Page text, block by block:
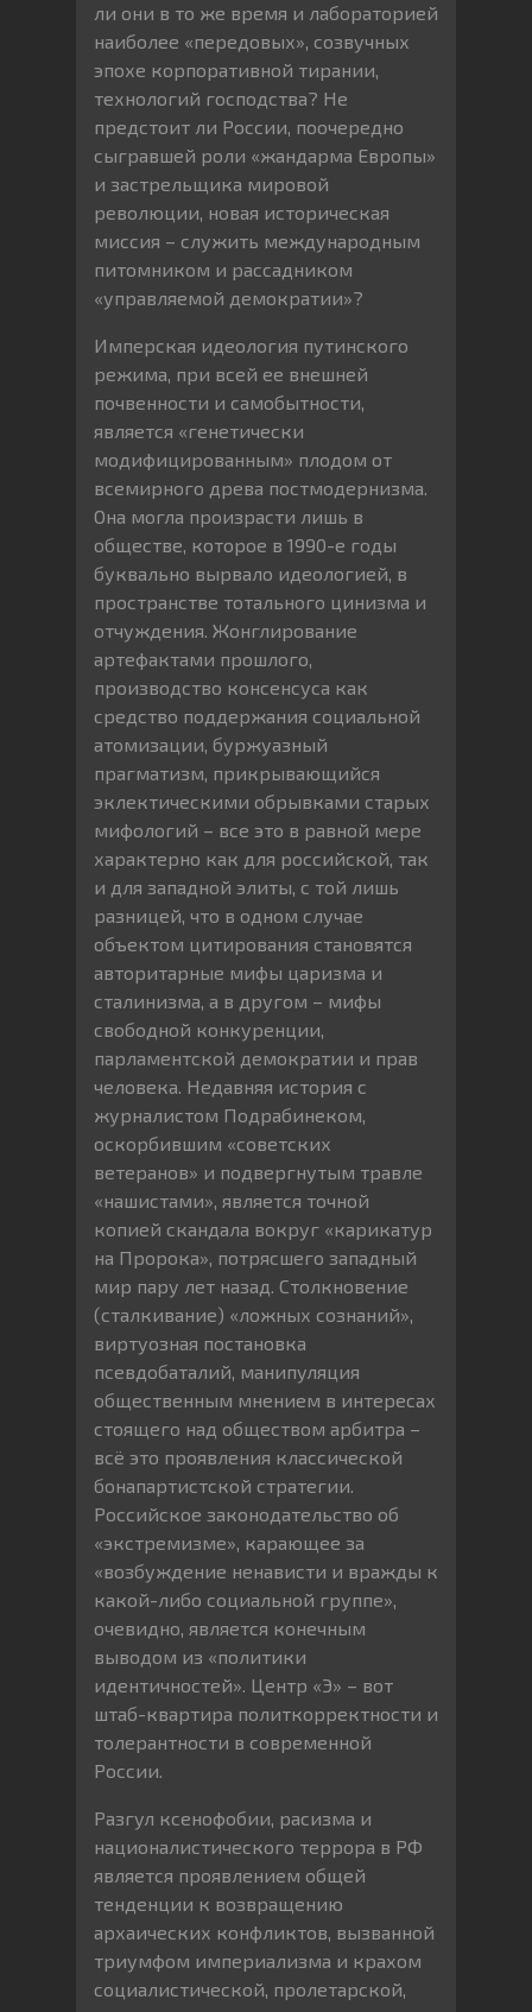
ли они в то же время и лабораторией
наиболее «передовых», созвучных
эпохе корпоративной тирании,
технологий господства? Не
предстоит ли России, поочередно
сыгравшей роли «жандарма Европы»
и застрельщика мировой
революции, новая историческая
миссия – служить международным
питомником и рассадником
«управляемой демократии»?
Имперская идеология путинского
режима, при всей ее внешней
почвенности и самобытности,
является «генетически
модифицированным» плодом от
всемирного древа постмодернизма.
Она могла произрасти лишь в
обществе, которое в 1990-е годы
буквально вырвало идеологией, в
пространстве тотального цинизма и
отчуждения. Жонглирование
артефактами прошлого,
производство консенсуса как
средство поддержания социальной
атомизации, буржуазный
прагматизм, прикрывающийся
эклектическими обрывками старых
мифологий – все это в равной мере
характерно как для российской, так
и для западной элиты, с той лишь
разницей, что в одном случае
объектом цитирования становятся
авторитарные мифы царизма и
сталинизма, а в другом – мифы
свободной конкуренции,
парламентской демократии и прав
человека. Недавняя история с
журналистом Подрабинеком,
оскорбившим «советских
ветеранов» и подвергнутым травле
«нашистами», является точной
копией скандала вокруг «карикатур
на Пророка», потрясшего западный
мир пару лет назад. Столкновение
(сталкивание) «ложных сознаний»,
виртуозная постановка
псевдобаталий, манипуляция
общественным мнением в интересах
стоящего над обществом арбитра –
всё это проявления классической
бонапартистской стратегии.
Российское законодательство об
«экстремизме», карающее за
«возбуждение ненависти и вражды к
какой-либо социальной группе»,
очевидно, является конечным
выводом из «политики
идентичностей». Центр «Э» – вот
штаб-квартира политкорректности и
толерантности в современной
России.
Разгул ксенофобии, расизма и
националистического террора в РФ
является проявлением общей
тенденции к возвращению
архаических конфликтов, вызванной
триумфом империализма и крахом
социалистической, пролетарской,